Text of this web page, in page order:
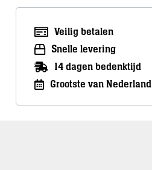
Veilig betalen
Snelle levering
14 dagen bedenktijd
Grootste van Nederland